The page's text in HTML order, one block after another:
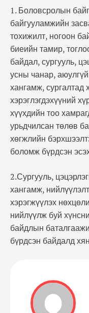
1. Боловсролын
байгууламжийн
тохижилт, ногоон
биеийн тамир,
байдал, сургууль,
усны чанар,
хангамж, сургалтад
хэрэглэгдэхүүний
хүүхдийн тоо
урьдчилсан төлөв
хөгжлийн
боломж бүрдсэн
2.Сургууль,
хангамж,
хэрэгжүүлэх
нийлүүлж буй
байдлын
бүрдсэн байдалд